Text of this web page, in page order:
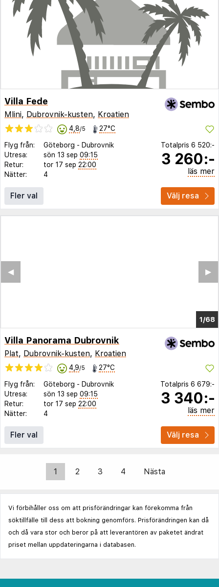
Villa Fede
Mlini, Dubrovnik-kusten, Kroatien
4,8/5 27°C
Flyg från: Göteborg - Dubrovnik
Utresa:
sön 13 sep 09:15
Retur:
tor 17 sep 22:00
Nätter:
4
Totalpris 6 520:-
3 260:-
läs mer
Fler val Välj resa
1/64
▶︎
◀︎
Villa Panorama Dubrovnik
Plat, Dubrovnik-kusten, Kroatien
4,9/5 27°C
Flyg från: Göteborg - Dubrovnik
Utresa:
sön 13 sep 09:15
Retur:
tor 17 sep 22:00
Nätter:
4
Totalpris 6 679:-
3 340:-
läs mer
Fler val Välj resa
1 2 3 4 Nästa
Vi förbihåller oss om att prisförändringar kan förekomma från
söktillfälle till dess att bokning genomförs. Prisförändringen kan då
och då vara stor och beror på att leverantören av paketet ändrat
priset mellan uppdateringarna i databasen.